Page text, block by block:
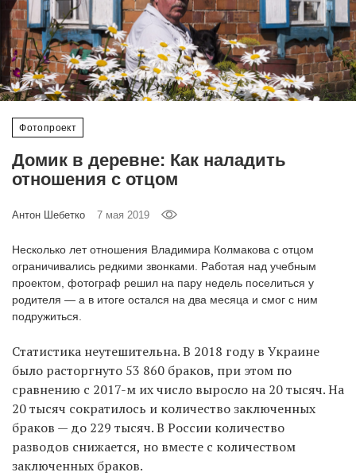
EN
UA
Фотопроект
Домик в деревне: Как наладить
отношения с отцом
Антон Шебетко 7 мая 2019
Несколько лет отношения Владимира Колмакова с отцом
ограничивались редкими звонками. Работая над учебным
проектом, фотограф решил на пару недель поселиться у
родителя — а в итоге остался на два месяца и смог с ним
подружиться.
Статистика неутешительна. В 2018 году в Украине
было расторгнуто 53 860 браков, при этом по
сравнению с 2017-м их число выросло на 20 тысяч. На
20 тысяч сократилось и количество заключенных
браков — до 229 тысяч. В России количество
разводов снижается, но вместе с количеством
заключенных браков.